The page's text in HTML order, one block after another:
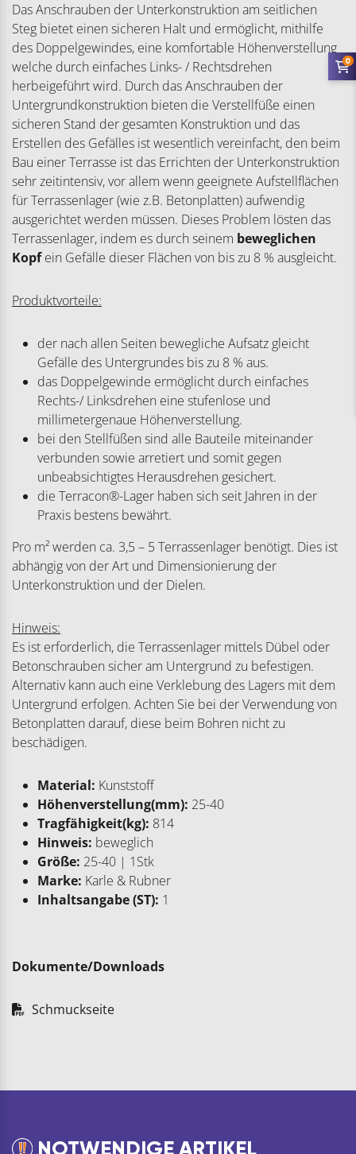
Das Anschrauben der Unterkonstruktion am seitlichen
Steg bietet einen sicheren Halt und ermöglicht, mithilfe
des Doppelgewindes, eine komfortable Höhenverstellung
welche durch einfaches Links- / Rechtsdrehen
herbeigeführt wird. Durch das Anschrauben der
Untergrundkonstruktion bieten die Verstellfüße einen
sicheren Stand der gesamten Konstruktion und das
Erstellen des Gefälles ist wesentlich vereinfacht, den beim
Bau einer Terrasse ist das Errichten der Unterkonstruktion
sehr zeitintensiv, vor allem wenn geeignete Aufstellflächen
für Terrassenlager (wie z.B. Betonplatten) aufwendig
ausgerichtet werden müssen. Dieses Problem lösten das
Terrassenlager, indem es durch seinem beweglichen
Kopfein Gefälle dieser Flächen von bis zu 8 % ausgleicht.
Produktvorteile:
der nach allen Seiten bewegliche Aufsatz gleicht
Gefälle des Untergrundes bis zu 8 % aus.
das Doppelgewinde ermöglicht durch einfaches
Rechts-/ Linksdrehen eine stufenlose und
millimetergenaue Höhenverstellung.
bei den Stellfüßen sind alle Bauteile miteinander
verbunden sowie arretiert und somit gegen
unbeabsichtigtes Herausdrehen gesichert.
die Terracon®-Lager haben sich seit Jahren in der
Praxis bestens bewährt.
Pro m² werden ca. 3,5 – 5 Terrassenlager benötigt. Dies ist
abhängig von der Art und Dimensionierung der
Unterkonstruktion und der Dielen.
Hinweis:
Es ist erforderlich, die Terrassenlager mittels Dübel oder
Betonschrauben sicher am Untergrund zu befestigen.
Alternativ kann auch eine Verklebung des Lagers mit dem
Untergrund erfolgen. Achten Sie bei der Verwendung von
Betonplatten darauf, diese beim Bohren nicht zu
beschädigen.
Material: Kunststoff
Höhenverstellung(mm): 25-40
Tragfähigkeit(kg): 814
Hinweis: beweglich
Größe: 25-40 | 1Stk
Marke: Karle & Rubner
Inhaltsangabe (ST): 1
Dokumente/Downloads
Schmuckseite
NOTWENDIGE ARTIKEL
0